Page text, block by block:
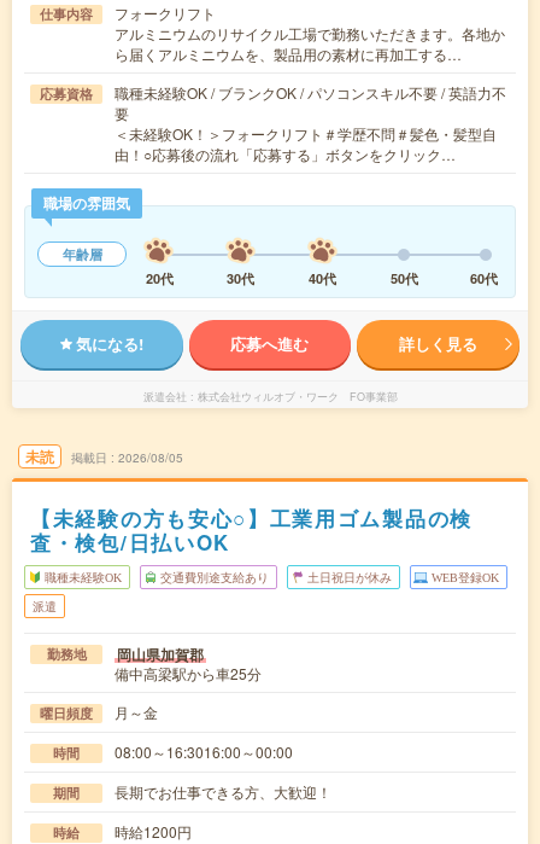
仕事内容
フォークリフト
アルミニウムのリサイクル工場で勤務いただきます。各地か
ら届くアルミニウムを、製品用の素材に再加工する…
応募資格
職種未経験OK / ブランクOK / パソコンスキル不要 / 英語力不
要
＜未経験OK！＞フォークリフト＃学歴不問＃髪色・髪型自
由！○応募後の流れ「応募する」ボタンをクリック…
職場の雰囲気
年齢層
20代
30代 40代 50代 60代
気になる! 応募へ進む 詳しく見る
派遣会社 株式会社ウィルオブ・ワーク FO事業部
未読 掲載日 2026/08/05
【未経験の方も安心○】工業用ゴム製品の検
査・検包/日払いOK
職種未経験OK 交通費別途支給あり 土日祝日が休み WEB登録OK
派遣
勤務地 岡山県加賀郡
備中高梁駅から車25分
曜日頻度 月～金
時間 08:00～16:3016:00～00:00
期間 長期でお仕事できる方、大歓迎！
時給 時給1200円